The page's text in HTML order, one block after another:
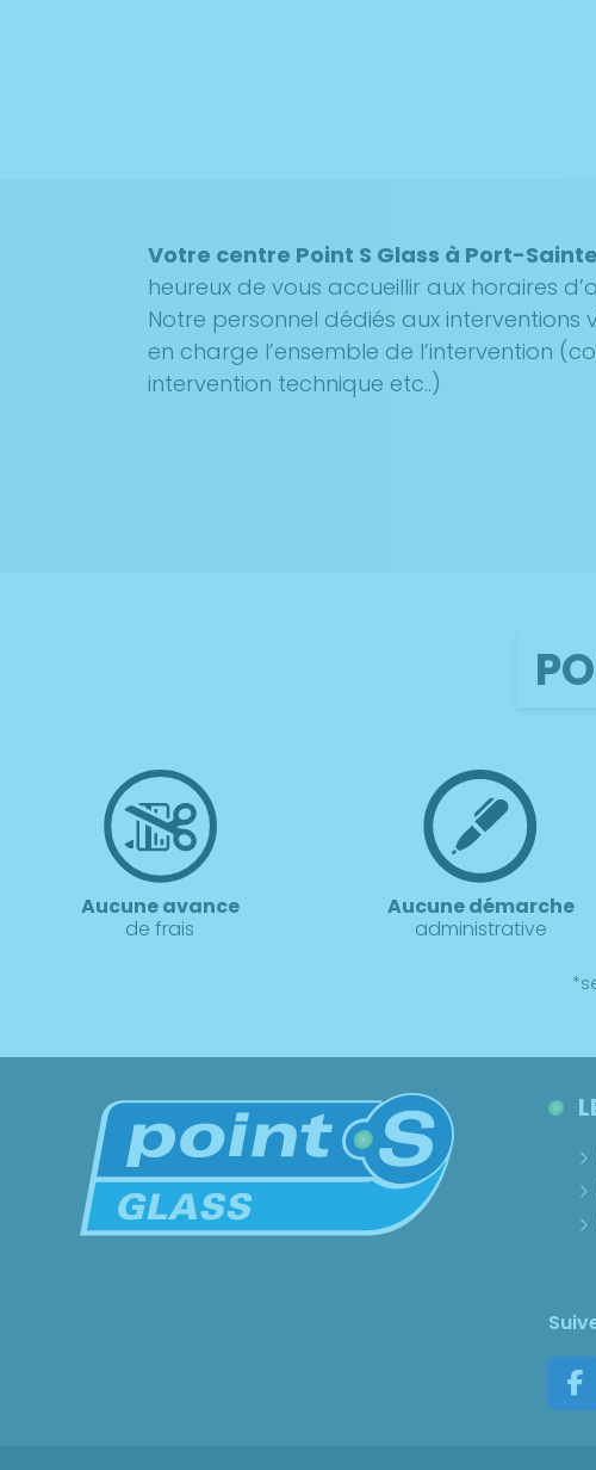
Votre centre Point S Glass à Port-
heureux de vous accueillir aux horaires
Notre personnel dédiés aux
en charge l’ensemble de l’intervention
intervention technique etc..)
Aucune avance
de frais
Aucune démarche
administrative